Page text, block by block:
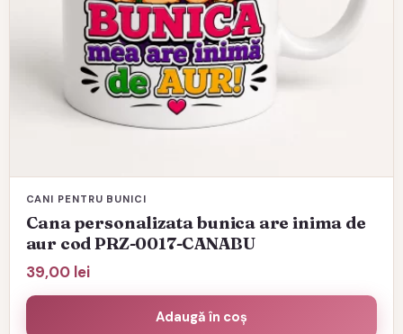
CANI PENTRU BUNICI
Cana personalizata bunica are inima de
aur cod PRZ-0017-CANABU
39,00 lei
Adaugă în coș